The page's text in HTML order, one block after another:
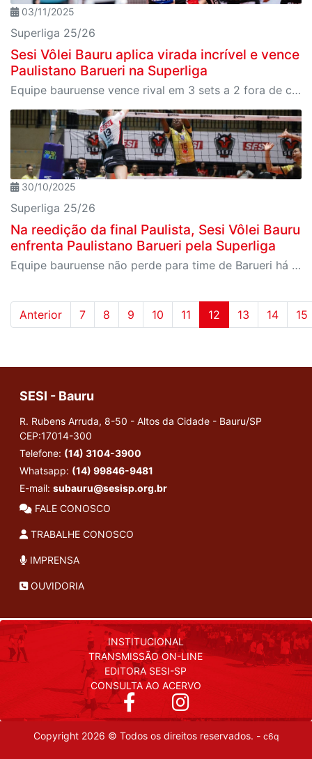
03/11/2025
Superliga 25/26
Sesi Vôlei Bauru aplica virada incrível e vence
Paulistano Barueri na Superliga
Equipe bauruense vence rival em 3 sets a 2 fora de casa após perder os dois primeiros sets
30/10/2025
Superliga 25/26
Na reedição da final Paulista, Sesi Vôlei Bauru
enfrenta Paulistano Barueri pela Superliga
Equipe bauruense não perde para time de Barueri há sete jogos e vai em busca de terceira vitória consecutiva na liga nacional
Anterior 7 8 9 10 11 12 13 14 15
SESI - Bauru
R. Rubens Arruda, 8-50 - Altos da Cidade - Bauru/SP
CEP:17014-300
Telefone: (14) 3104-3900
Whatsapp: (14) 99846-9481
E-mail: subauru@sesisp.org.br
FALE CONOSCO
TRABALHE CONOSCO
IMPRENSA
OUVIDORIA
INSTITUCIONAL
TRANSMISSÃO ON-LINE
EDITORA SESI-SP
CONSULTA AO ACERVO
Copyright 2026 © Todos os direitos reservados. - c6q